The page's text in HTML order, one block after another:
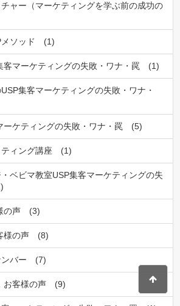
チャー（マーケティングを学ぶ前の成功の
ソッド (1)
客マーケティングの失敗・ワナ・罠 (1)
集客マーケティングの失敗・ワナ・
ーケティングの失敗・ワナ・罠 (5)
ィング講座 (1)
ベビマ教室USP集客マーケティングの失
の声 (3)
様の声 (8)
バー (7)
お客様の声 (9)